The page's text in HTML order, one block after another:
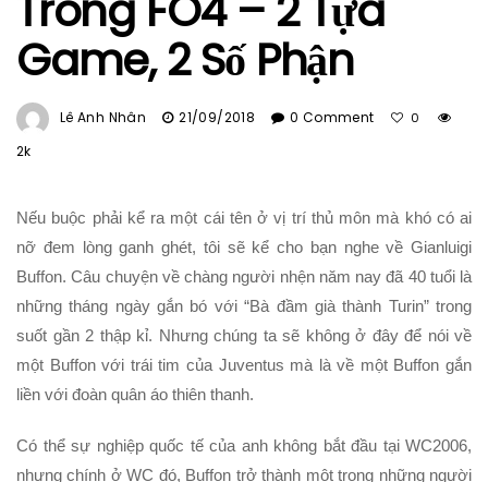
Game, 2 Số Phận
Lê Anh Nhân 21/09/2018 0 Comment 0
2k
Nếu buộc phải kể ra một cái tên ở vị trí thủ môn mà khó có ai
nỡ đem lòng ganh ghét, tôi sẽ kể cho bạn nghe về Gianluigi
Buffon. Câu chuyện về chàng người nhện năm nay đã 40 tuổi là
những tháng ngày gắn bó với “Bà đầm già thành Turin” trong
suốt gần 2 thập kỉ. Nhưng chúng ta sẽ không ở đây để nói về
một Buffon với trái tim của Juventus mà là về một Buffon gắn
liền với đoàn quân áo thiên thanh.
Có thể sự nghiệp quốc tế của anh không bắt đầu tại WC2006,
nhưng chính ở WC đó, Buffon trở thành một trong những người